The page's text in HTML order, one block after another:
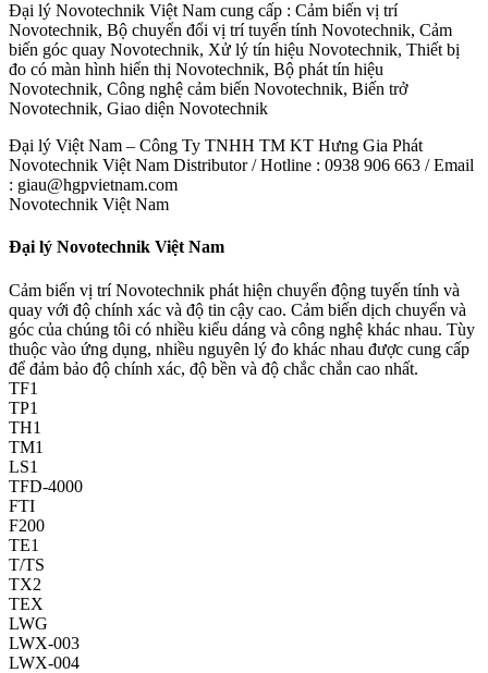
Đại lý Novotechnik Việt Nam cung cấp : Cảm biến vị trí
Novotechnik, Bộ chuyển đổi vị trí tuyến tính Novotechnik, Cảm
biến góc quay Novotechnik, Xử lý tín hiệu Novotechnik, Thiết bị
đo có màn hình hiển thị Novotechnik, Bộ phát tín hiệu
Novotechnik, Công nghệ cảm biến Novotechnik, Biến trở
Novotechnik, Giao diện Novotechnik
Đại lý Việt Nam – Công Ty TNHH TM KT Hưng Gia Phát
Novotechnik Việt Nam Distributor / Hotline : 0938 906 663 / Email
: giau@hgpvietnam.com
Novotechnik Việt Nam
Đại lý Novotechnik Việt Nam
Cảm biến vị trí Novotechnik phát hiện chuyển động tuyến tính và
quay với độ chính xác và độ tin cậy cao. Cảm biến dịch chuyển và
góc của chúng tôi có nhiều kiểu dáng và công nghệ khác nhau. Tùy
thuộc vào ứng dụng, nhiều nguyên lý đo khác nhau được cung cấp
để đảm bảo độ chính xác, độ bền và độ chắc chắn cao nhất.
TF1
TP1
TH1
TM1
LS1
TFD-4000
FTI
F200
TE1
T/TS
TX2
TEX
LWG
LWX-003
LWX-004